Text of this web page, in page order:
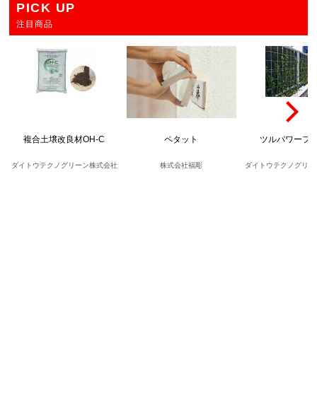
PICK UP
注目商品
複合土壌改良材OH-C
ダイトウテクノグリーン株式会社
ペタット
株式会社福彫
ツルパワーフ
ダイトウテクノグリ